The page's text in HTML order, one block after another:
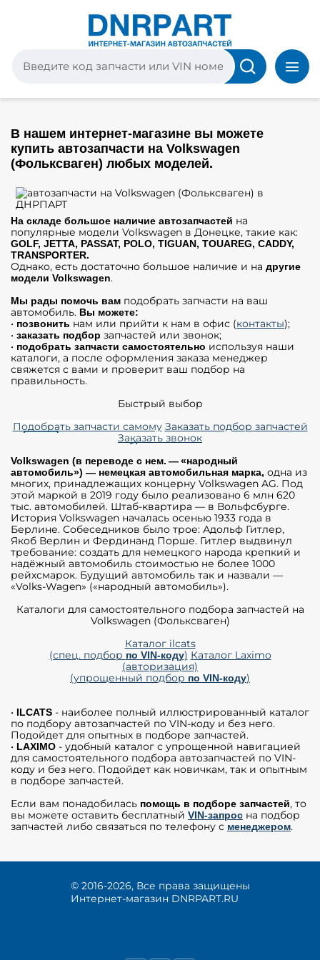
В нашем интернет-магазине вы можете
купить автозапчасти на Volkswagen
(Фольксваген) любых моделей.
На складе большое наличие автозапчастей на
популярные модели Volkswagen в Донецке, такие как:
GOLF, JETTA, PASSAT, POLO, TIGUAN, TOUAREG, CADDY,
TRANSPORTER.
Однако, есть достаточно большое наличие и на другие
модели Volkswagen.
Мы рады помочь вам подобрать запчасти на ваш
автомобиль. Вы можете:
• позвонить нам или прийти к нам в офис (контакты);
• заказать подбор запчастей или звонок;
• подобрать запчасти самостоятельно используя наши
каталоги, а после оформления заказа менеджер
свяжется с вами и проверит ваш подбор на
правильность.
Быстрый выбор
Подобрать запчасти самому Заказать подбор запчастей
Заказать звонок
Volkswagen (в переводе с нем. — «народный
автомобиль») — немецкая автомобильная марка, одна из
многих, принадлежащих концерну Volkswagen AG. Под
этой маркой в 2019 году было реализовано 6 млн 620
тыс. автомобилей. Штаб-квартира — в Вольфсбурге.
История Volkswagen началась осенью 1933 года в
Берлине. Собеседников было трое: Адольф Гитлер,
Якоб Верлин и Фердинанд Порше. Гитлер выдвинул
требование: создать для немецкого народа крепкий и
надёжный автомобиль стоимостью не более 1000
рейхсмарок. Будущий автомобиль так и назвали —
«Volks-Wagen» («народный автомобиль»).
Каталоги для самостоятельного подбора запчастей на
Volkswagen (Фольксваген)
Каталог ilcats
(спец. подбор по VIN-коду) Каталог Laximo
(авторизация)
(упрощенный подбор по VIN-коду)
• ILCATS - наиболее полный иллюстрированный каталог
по подбору автозапчастей по VIN-коду и без него.
Подойдет для опытных в подборе запчастей.
• LAXIMO - удобный каталог с упрощенной навигацией
для самостоятельного подбора автозапчастей по VIN-
коду и без него. Подойдет как новичкам, так и опытным
в подборе запчастей.
Если вам понадобилась помощь в подборе запчастей, то
вы можете оставить бесплатный VIN-запрос на подбор
запчастей либо связаться по телефону с менеджером.
© 2016-2026, Все права защищены
Интернет-магазин DNRPART.RU